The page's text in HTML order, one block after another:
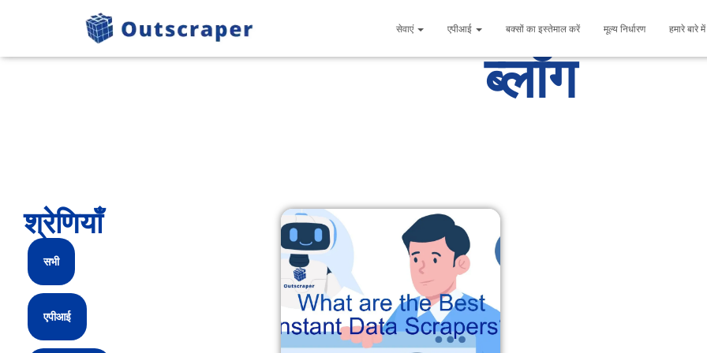
सेवाएं एपीआई बक्सों का इस्तेमाल करें मूल्य निर्धारण हमारे बारे में
ब्लॉग
श्रेणियाँ
सभी
एपीआई